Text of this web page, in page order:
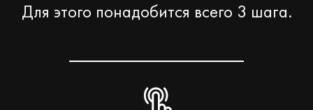
Для этого понадобится всего 3 шага.